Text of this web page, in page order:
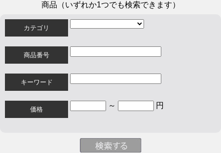
商品（いずれか1つでも検索できます）
カテゴリ
商品番号
キーワード
価格 ～ 円